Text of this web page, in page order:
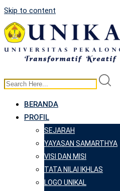
Skip to content
BERANDA
PROFIL
SEJARAH
YAYASAN SAMARTHYA
VISI DAN MISI
TATA NILAI IKHLAS
LOGO UNIKAL